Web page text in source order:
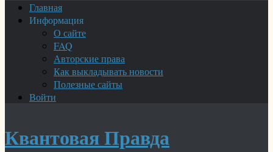
Главная
Информация
О сайте
FAQ
Авторские права
Как выкладывать новости
Полезные сайты
Войти
Квантовая Правда